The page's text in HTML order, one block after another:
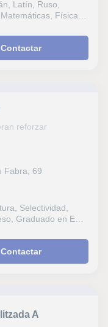
Latín, Ruso,
Física,
Castellana y
Escritura,
Historia del Arte,
Todos los cursos,
Oposiciones
aplicadas, Técnicas
Contactar
reforzar
Fabra, 69
Selectividad,
Graduado en ESO
Primaria, Ciclos
Economía
Contactar
A